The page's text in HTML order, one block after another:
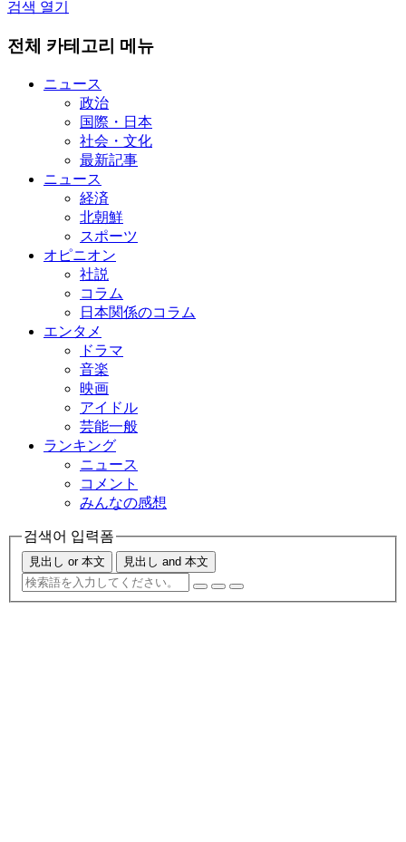
검색 열기
전체 카테고리 메뉴
ニュース
政治
国際・日本
社会・文化
最新記事
ニュース
経済
北朝鮮
スポーツ
オピニオン
社説
コラム
日本関係のコラム
エンタメ
ドラマ
音楽
映画
アイドル
芸能一般
ランキング
ニュース
コメント
みんなの感想
검색어 입력폼
見出し or 本文 見出し and 本文